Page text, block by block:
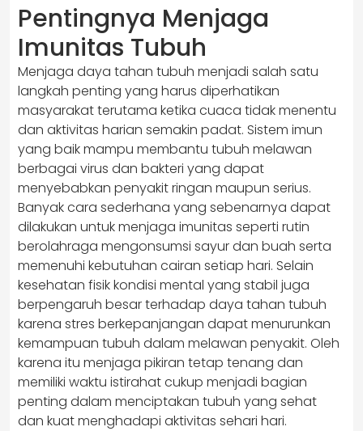
Pentingnya Menjaga
Imunitas Tubuh
Menjaga daya tahan tubuh menjadi salah satu
langkah penting yang harus diperhatikan
masyarakat terutama ketika cuaca tidak menentu
dan aktivitas harian semakin padat. Sistem imun
yang baik mampu membantu tubuh melawan
berbagai virus dan bakteri yang dapat
menyebabkan penyakit ringan maupun serius.
Banyak cara sederhana yang sebenarnya dapat
dilakukan untuk menjaga imunitas seperti rutin
berolahraga mengonsumsi sayur dan buah serta
memenuhi kebutuhan cairan setiap hari. Selain
kesehatan fisik kondisi mental yang stabil juga
berpengaruh besar terhadap daya tahan tubuh
karena stres berkepanjangan dapat menurunkan
kemampuan tubuh dalam melawan penyakit. Oleh
karena itu menjaga pikiran tetap tenang dan
memiliki waktu istirahat cukup menjadi bagian
penting dalam menciptakan tubuh yang sehat
dan kuat menghadapi aktivitas sehari hari.